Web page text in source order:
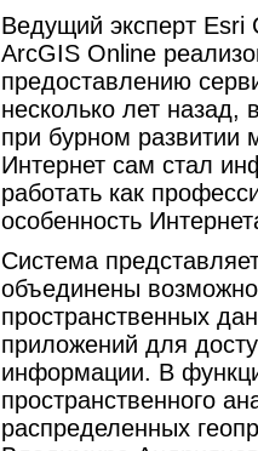
Ведущий эксперт Esri
ArcGIS Online
предоставлению
несколько лет назад,
при бурном развитии
Интернет сам стал
работать как
особенность
Система
объединены
пространственных
приложений для
информации. В
пространственного
распределенных